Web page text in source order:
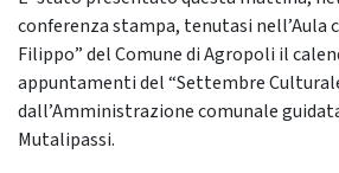
conferenza stampa, tenutasi nell’Aula
Filippo” del Comune di Agropoli il
appuntamenti del “Settembre
dall’Amministrazione comunale
Mutalipassi.